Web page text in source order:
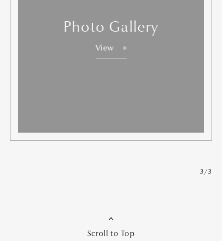
Photo Gallery
View
3/3
Scroll to Top